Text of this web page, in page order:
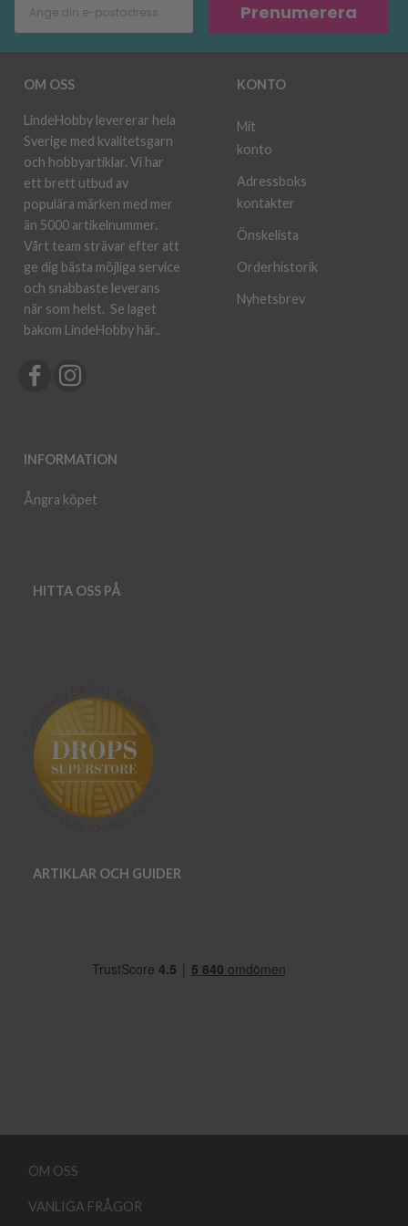
Prenumerera
OM OSS
LindeHobby levererar hela
Sverige med kvalitetsgarn
och hobbyartiklar. Vi har
ett brett utbud av
populära märken med mer
än 5000 artikelnummer.
Vårt team strävar efter att
ge dig bästa möjliga service
och snabbaste leverans
när som helst. Se laget
bakom LindeHobby här..
INFORMATION
Ångra köpet
KONTO
Mit
konto
Adressboks
kontakter
Önskelista
Orderhistorik
Nyhetsbrev
HITTA OSS PÅ
ARTIKLAR OCH GUIDER
OM OSS
VANLIGA FRÅGOR